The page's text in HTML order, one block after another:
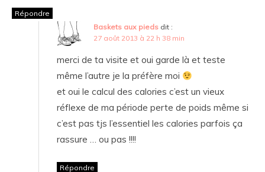
Répondre
Baskets aux pieds dit :
27 août 2013 à 22 h 38 min
merci de ta visite et oui garde là et teste
même l’autre je la préfère moi
et oui le calcul des calories c’est un vieux
réflexe de ma période perte de poids même si
c’est pas tjs l’essentiel les calories parfois ça
rassure … ou pas !!!!
Répondre